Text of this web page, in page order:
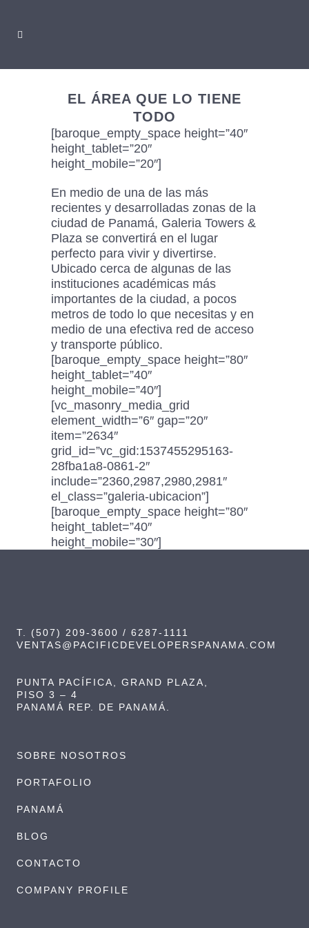
EL ÁREA QUE LO TIENE
TODO
[baroque_empty_space height=”40″
height_tablet=”20″
height_mobile=”20″]
En medio de una de las más
recientes y desarrolladas zonas de la
ciudad de Panamá, Galeria Towers &
Plaza se convertirá en el lugar
perfecto para vivir y divertirse.
Ubicado cerca de algunas de las
instituciones académicas más
importantes de la ciudad, a pocos
metros de todo lo que necesitas y en
medio de una efectiva red de acceso
y transporte público.
[baroque_empty_space height=”80″
height_tablet=”40″
height_mobile=”40″]
[vc_masonry_media_grid
element_width=”6″ gap=”20″
item=”2634″
grid_id=”vc_gid:1537455295163-
28fba1a8-0861-2″
include=”2360,2987,2980,2981″
el_class=”galeria-ubicacion”]
[baroque_empty_space height=”80″
height_tablet=”40″
height_mobile=”30″]
T. (507) 209-3600 / 6287-1111
VENTAS@PACIFICDEVELOPERSPANAMA.COM
PUNTA PACÍFICA, GRAND PLAZA,
PISO 3 – 4
PANAMÁ REP. DE PANAMÁ.
SOBRE NOSOTROS
PORTAFOLIO
PANAMÁ
BLOG
CONTACTO
COMPANY PROFILE